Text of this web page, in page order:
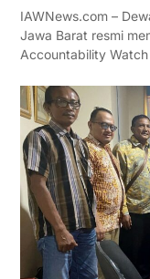
IAWNews.com –
Jawa Barat resmi
Accountability